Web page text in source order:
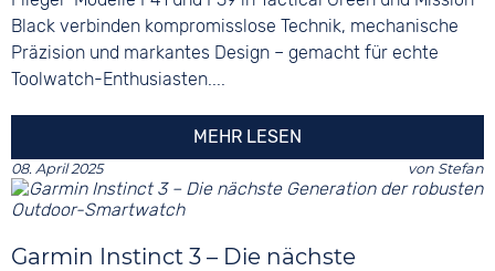
Black verbinden kompromisslose Technik, mechanische
Präzision und markantes Design – gemacht für echte
Toolwatch-Enthusiasten....
MEHR LESEN
08. April 2025 von Stefan
Garmin Instinct 3 – Die nächste